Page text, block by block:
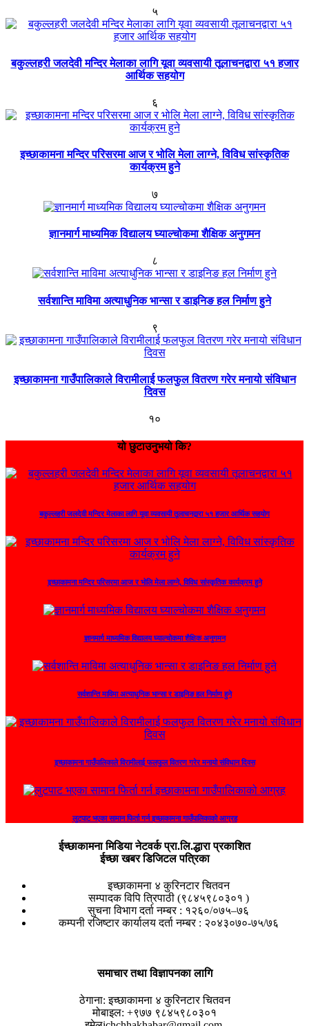
५
बकुल्लहरी जलदेवी मन्दिर मेलाका लागि यूवा व्यवसायी तूलाचनद्वारा ५१ हजार
आर्थिक सहयोग
६
इच्छाकामना मन्दिर परिसरमा आज र भोलि मेला लाग्ने, विविध सांस्कृतिक
कार्यक्रम हुने
७
ज्ञानमार्ग माध्यमिक विद्यालय घ्याल्चोकमा शैक्षिक अनुगमन
८
सर्वशान्ति माविमा अत्याधुनिक भान्सा र डाइनिङ हल निर्माण हुने
९
इच्छाकामना गाउँपालिकाले विरामीलाई फलफुल वितरण गरेर मनायो संविधान
दिवस
१०
यो छुटाउनुभयो कि?
बकुल्लहरी जलदेवी मन्दिर मेलाका लागि यूवा व्यवसायी तूलाचनद्वारा ५१ हजार आर्थिक सहयोग
इच्छाकामना मन्दिर परिसरमा आज र भोलि मेला लाग्ने, विविध सांस्कृतिक कार्यक्रम हुने
ज्ञानमार्ग माध्यमिक विद्यालय घ्याल्चोकमा शैक्षिक अनुगमन
सर्वशान्ति माविमा अत्याधुनिक भान्सा र डाइनिङ हल निर्माण हुने
इच्छाकामना गाउँपालिकाले विरामीलाई फलफुल वितरण गरेर मनायो संविधान दिवस
लुटपाट भएका सामान फिर्ता गर्न इच्छाकामना गाउँपालिकाको आग्रह
ईच्छाकामना मिडिया नेटवर्क प्रा.लि.द्धारा प्रकाशित
ईच्छा खबर डिजिटल पत्रिका
इच्छाकामना ४ कुरिनटार चितवन
सम्पादक विपि त्रिपाठी (९८४५९८०३०१ )
सुचना विभाग दर्ता नम्बर : १२६०/०७५–७६
कम्पनी रजिष्टार कार्यालय दर्ता नम्बर : २०४३०७०-७५/७६
समाचार तथा विज्ञापनका लागि
ठेगाना: इच्छाकामना ४ कुरिनटार चितवन
मोबाइल: +९७७ ९८४५९८०३०१